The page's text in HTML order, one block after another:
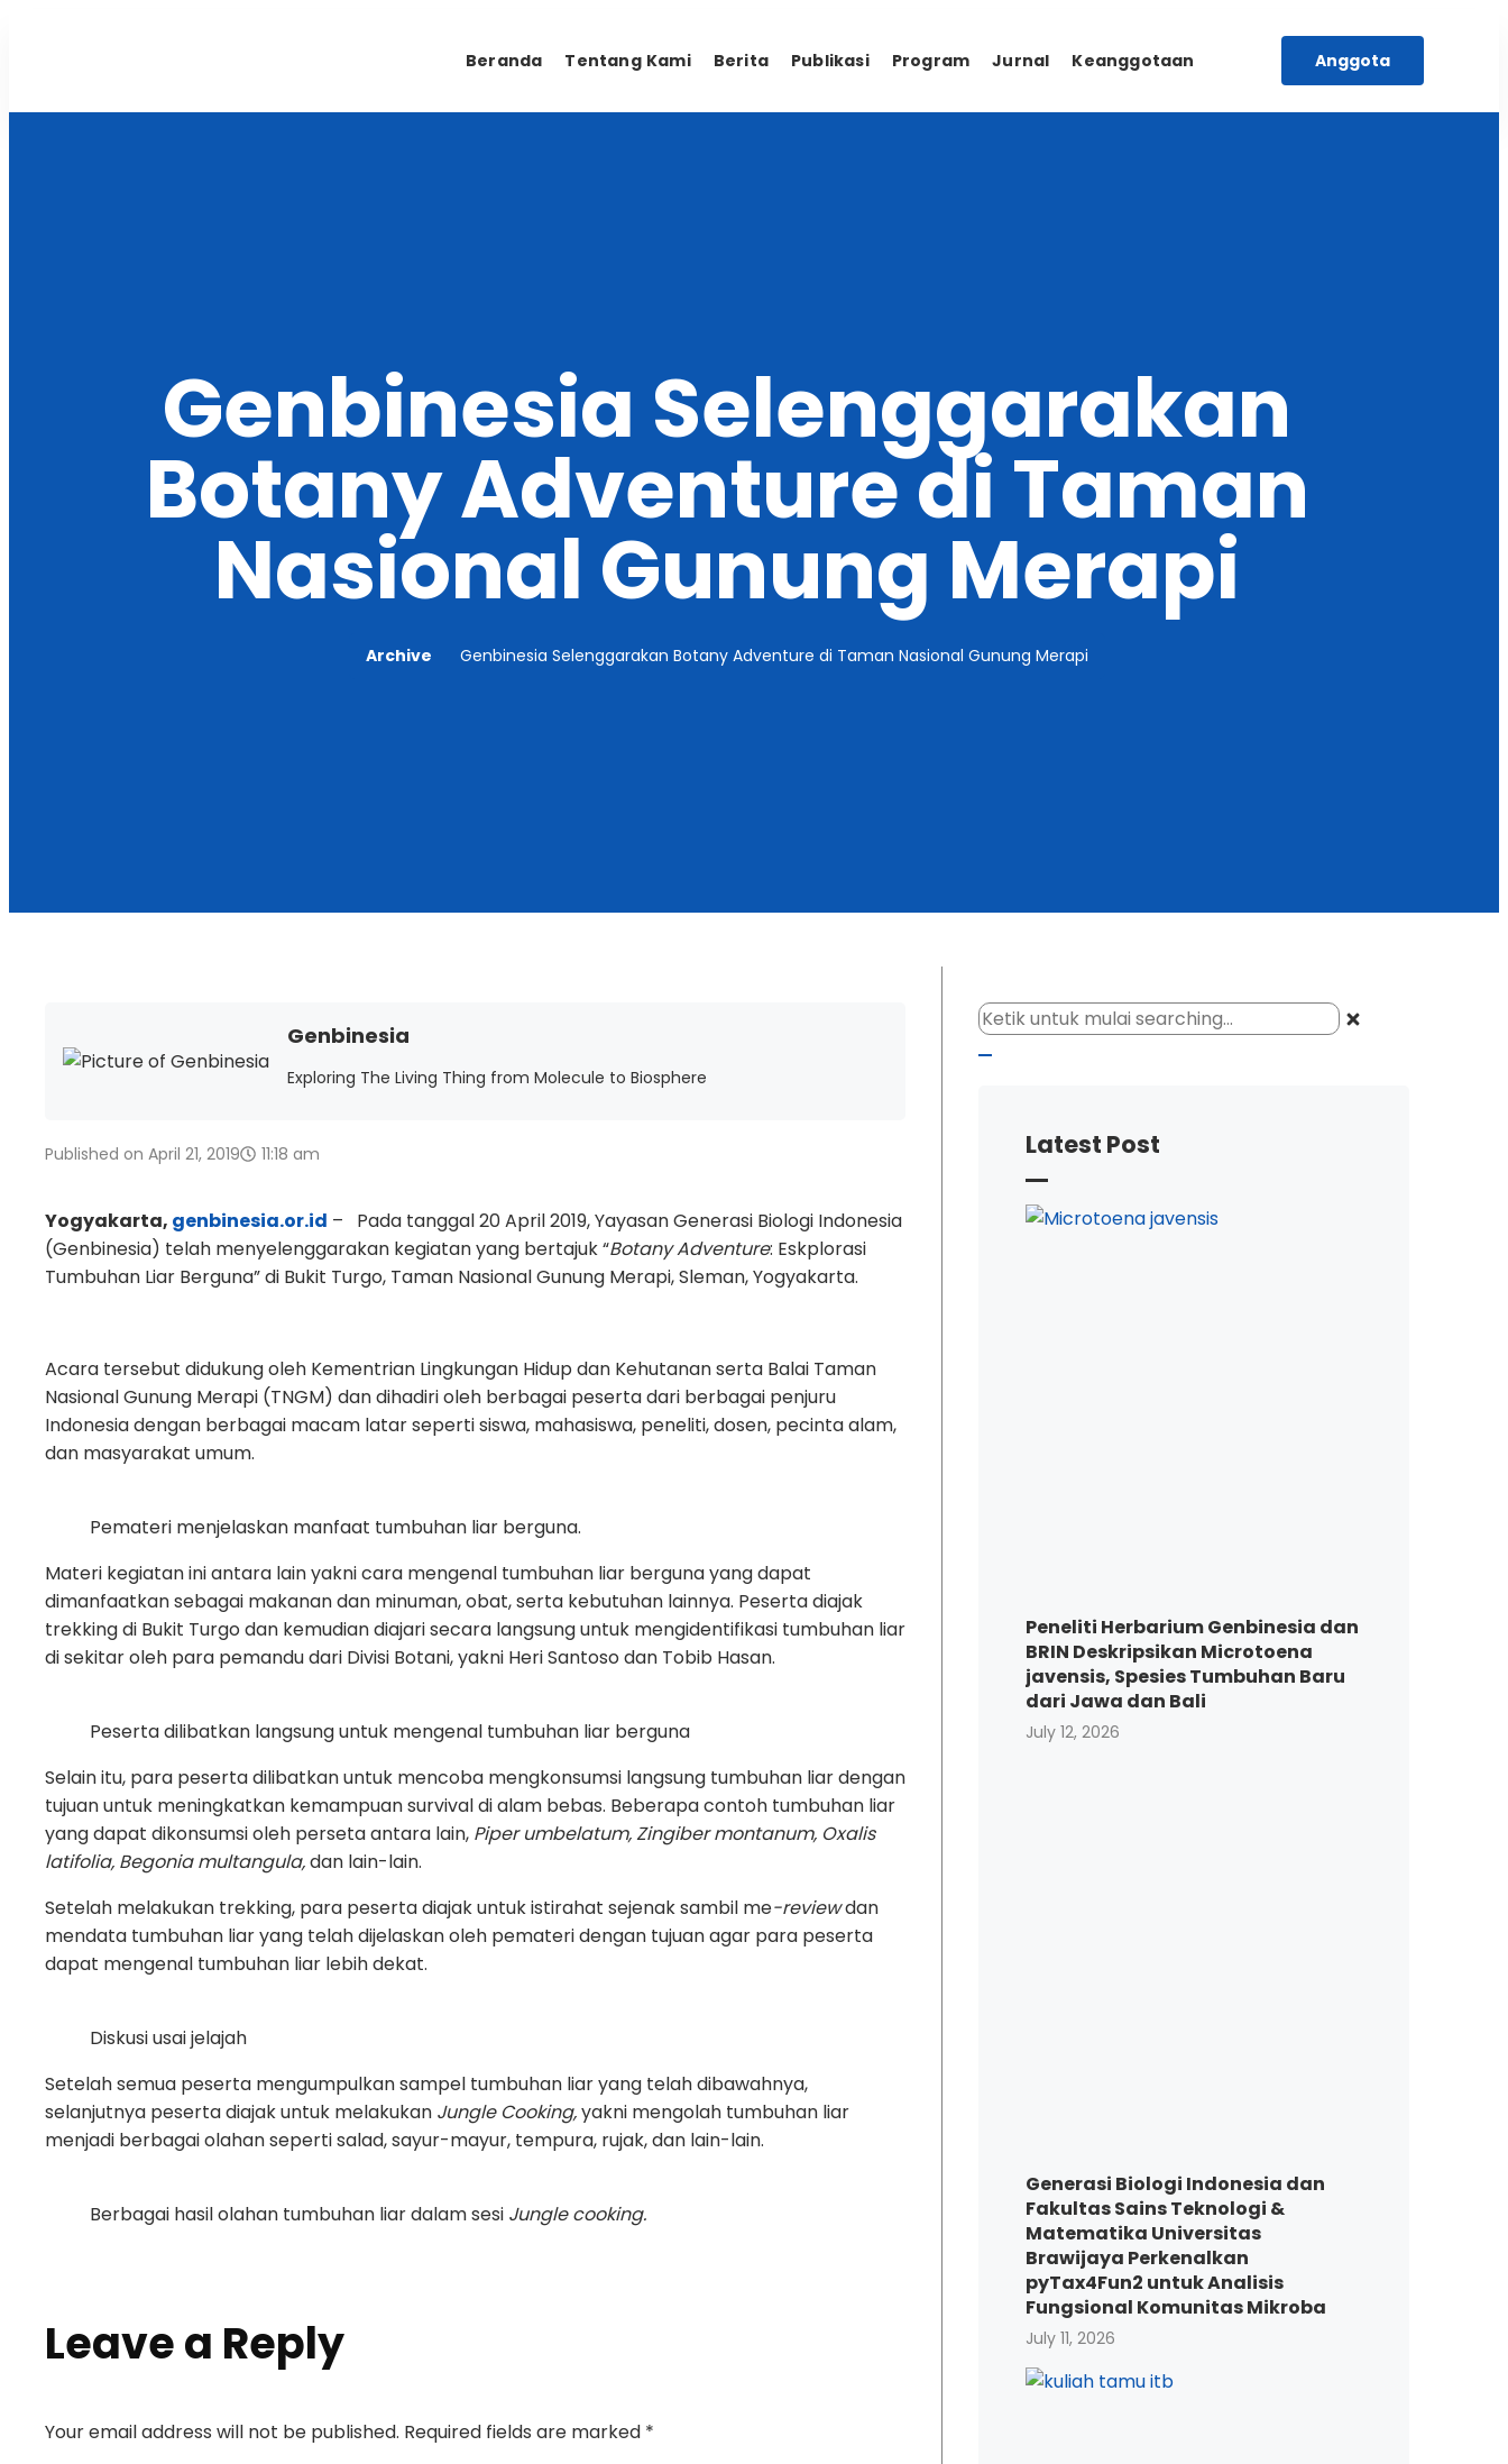
Beranda Tentang Kami Berita Publikasi Program Jurnal Keanggotaan Anggota
Genbinesia Selenggarakan
Botany Adventure di Taman
Nasional Gunung Merapi
Archive Genbinesia Selenggarakan Botany Adventure di Taman Nasional Gunung Merapi
Genbinesia
Exploring The Living Thing from Molecule to Biosphere
Published on April 21, 2019 11:18 am
Yogyakarta, genbinesia.or.id – Pada tanggal 20 April 2019, Yayasan Generasi Biologi Indonesia
(Genbinesia) telah menyelenggarakan kegiatan yang bertajuk “Botany Adventure: Eskplorasi
Tumbuhan Liar Berguna” di Bukit Turgo, Taman Nasional Gunung Merapi, Sleman, Yogyakarta.
Acara tersebut didukung oleh Kementrian Lingkungan Hidup dan Kehutanan serta Balai Taman
Nasional Gunung Merapi (TNGM) dan dihadiri oleh berbagai peserta dari berbagai penjuru
Indonesia dengan berbagai macam latar seperti siswa, mahasiswa, peneliti, dosen, pecinta alam,
dan masyarakat umum.
Pemateri menjelaskan manfaat tumbuhan liar berguna.
Materi kegiatan ini antara lain yakni cara mengenal tumbuhan liar berguna yang dapat
dimanfaatkan sebagai makanan dan minuman, obat, serta kebutuhan lainnya. Peserta diajak
trekking di Bukit Turgo dan kemudian diajari secara langsung untuk mengidentifikasi tumbuhan liar
di sekitar oleh para pemandu dari Divisi Botani, yakni Heri Santoso dan Tobib Hasan.
Peserta dilibatkan langsung untuk mengenal tumbuhan liar berguna
Selain itu, para peserta dilibatkan untuk mencoba mengkonsumsi langsung tumbuhan liar dengan
tujuan untuk meningkatkan kemampuan survival di alam bebas. Beberapa contoh tumbuhan liar
yang dapat dikonsumsi oleh perseta antara lain, Piper umbelatum, Zingiber montanum, Oxalis
latifolia, Begonia multangula,dan lain-lain.
Setelah melakukan trekking, para peserta diajak untuk istirahat sejenak sambil me-reviewdan
mendata tumbuhan liar yang telah dijelaskan oleh pemateri dengan tujuan agar para peserta
dapat mengenal tumbuhan liar lebih dekat.
Diskusi usai jelajah
Setelah semua peserta mengumpulkan sampel tumbuhan liar yang telah dibawahnya,
selanjutnya peserta diajak untuk melakukan Jungle Cooking,yakni mengolah tumbuhan liar
menjadi berbagai olahan seperti salad, sayur-mayur, tempura, rujak, dan lain-lain.
Berbagai hasil olahan tumbuhan liar dalam sesi Jungle cooking.
Leave a Reply
Your email address will not be published. Required fields are marked *
Latest Post
Peneliti Herbarium Genbinesia dan
BRIN Deskripsikan Microtoena
javensis, Spesies Tumbuhan Baru
dari Jawa dan Bali
July 12, 2026
Generasi Biologi Indonesia dan
Fakultas Sains Teknologi &
Matematika Universitas
Brawijaya Perkenalkan
pyTax4Fun2 untuk Analisis
Fungsional Komunitas Mikroba
July 11, 2026